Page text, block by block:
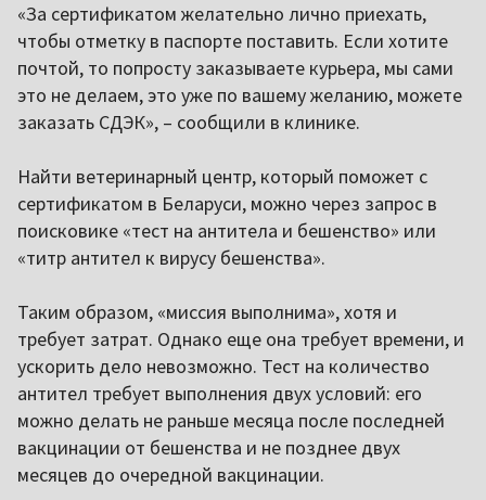
«За сертификатом желательно лично приехать,
чтобы отметку в паспорте поставить. Если хотите
почтой, то попросту заказываете курьера, мы сами
это не делаем, это уже по вашему желанию, можете
заказать СДЭК», – сообщили в клинике.
Найти ветеринарный центр, который поможет с
сертификатом в Беларуси, можно через запрос в
поисковике «тест на антитела и бешенство» или
«титр антител к вирусу бешенства».
Таким образом, «миссия выполнима», хотя и
требует затрат. Однако еще она требует времени, и
ускорить дело невозможно. Тест на количество
антител требует выполнения двух условий: его
можно делать не раньше месяца после последней
вакцинации от бешенства и не позднее двух
месяцев до очередной вакцинации.